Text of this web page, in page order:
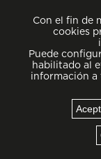
Noticias
Se abre la
Agrifootech,
impulsa las
Con el fin de
cookies
Puede
habilitado al
información a